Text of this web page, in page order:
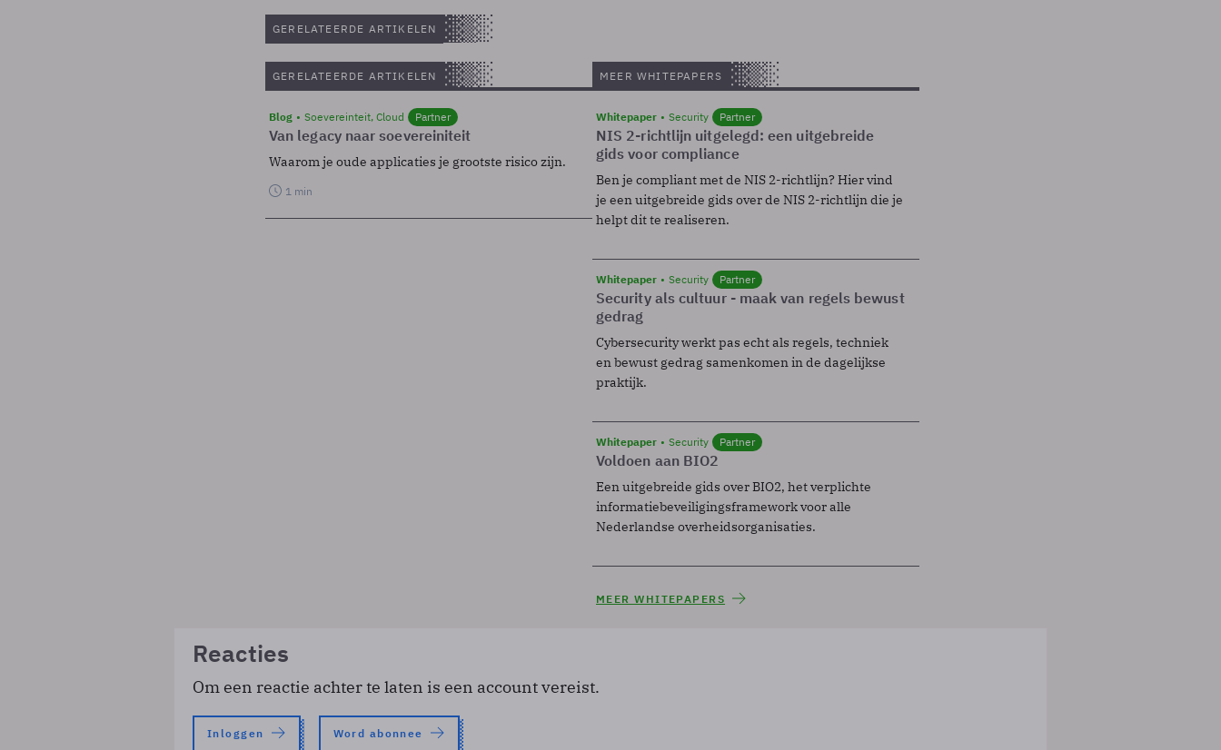
GERELATEERDE ARTIKELEN
GERELATEERDE ARTIKELEN
Blog Soevereinteit, Cloud Partner
Van legacy naar soevereiniteit
Waarom je oude applicaties je grootste risico zijn.
1 min
MEER WHITEPAPERS
Whitepaper Security Partner
NIS 2-richtlijn uitgelegd: een uitgebreide
gids voor compliance
Ben je compliant met de NIS 2-richtlijn? Hier vind
je een uitgebreide gids over de NIS 2-richtlijn die je
helpt dit te realiseren.
Whitepaper Security Partner
Security als cultuur - maak van regels bewust
gedrag
Cybersecurity werkt pas echt als regels, techniek
en bewust gedrag samenkomen in de dagelijkse
praktijk.
Whitepaper Security Partner
Voldoen aan BIO2
Een uitgebreide gids over BIO2, het verplichte
informatiebeveiligingsframework voor alle
Nederlandse overheidsorganisaties.
MEER WHITEPAPERS
Reacties
Om een reactie achter te laten is een account vereist.
Inloggen Word abonnee